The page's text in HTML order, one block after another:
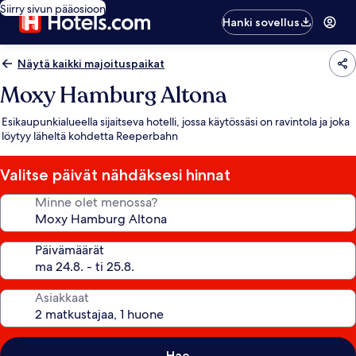
Siirry sivun pääosioon
Hanki sovellus
Näytä kaikki majoituspaikat
Moxy Hamburg Altona
Esikaupunkialueella sijaitseva hotelli, jossa käytössäsi on ravintola ja joka
löytyy läheltä kohdetta Reeperbahn
Valitse päivät nähdäksesi hinnat
Minne olet menossa?
Päivämäärät
Asiakkaat